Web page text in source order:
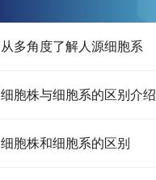
从多角度了解人源细胞系
细胞株与细胞系的区别介绍
细胞株和细胞系的区别